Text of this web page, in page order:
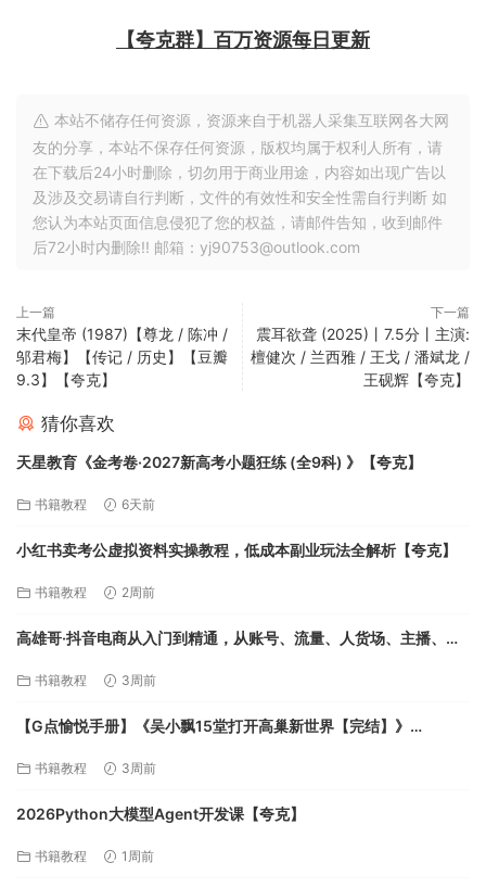
【夸克群】百万资源每日更新
本站不储存任何资源，资源来自于机器人采集互联网各大网
友的分享，本站不保存任何资源，版权均属于权利人所有，请
在下载后24小时删除，切勿用于商业用途，内容如出现广告以
及涉及交易请自行判断，文件的有效性和安全性需自行判断 如
您认为本站页面信息侵犯了您的权益，请邮件告知，收到邮件
后72小时内删除!! 邮箱：yj90753@outlook.com
上一篇
末代皇帝 (1987)【尊龙 / 陈冲 /
邬君梅】【传记 / 历史】【豆瓣
9.3】【夸克】
下一篇
震耳欲聋 (2025)丨7.5分丨主演:
檀健次 / 兰西雅 / 王戈 / 潘斌龙 /
王砚辉【夸克】
猜你喜欢
天星教育《金考卷·2027新高考小题狂练 (全9科) 》【夸克】
书籍教程 6天前
小红书卖考公虚拟资料实操教程，低成本副业玩法全解析【夸克】
书籍教程 2周前
高雄哥·抖音电商从入门到精通，​从账号、流量、人货场、主播、店
书籍教程 3周前
【G点愉悦手册】《吴小飘15堂打开高巢新世界【完结】》
书籍教程 3周前
2026Python大模型Agent开发课【夸克】
书籍教程 1周前